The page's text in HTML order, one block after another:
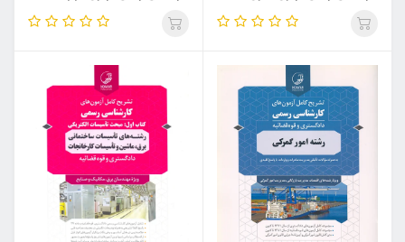
کارشناسان رسمی دادگستری رشته
(نشر نوآور)
کارشناسان رسمی قوه قضائیه رشته